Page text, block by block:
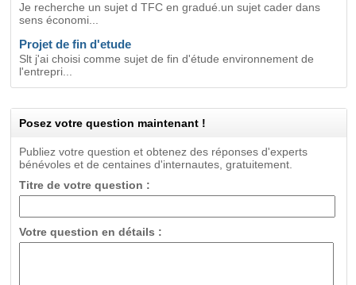
Je recherche un sujet d TFC en gradué.un sujet cader dans
sens économi...
Projet de fin d'etude
Slt j'ai choisi comme sujet de fin d'étude environnement de
l'entrepri...
Posez votre question maintenant !
Publiez votre question et obtenez des réponses d'experts
bénévoles et de centaines d'internautes, gratuitement.
Titre de votre question :
Votre question en détails :